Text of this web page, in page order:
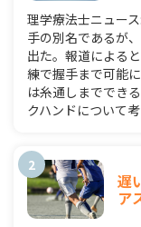
理学療法士ニュー
手の別名であるが
出た。報道による
練で握手まで可能
は糸通しまででき
クハンドについて考
遅
ア